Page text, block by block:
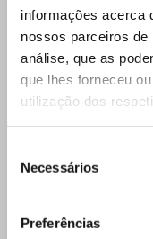
informações acerca
nossos parceiros
análise, que as
que lhes forneceu
utilização dos
Necessários
Preferências